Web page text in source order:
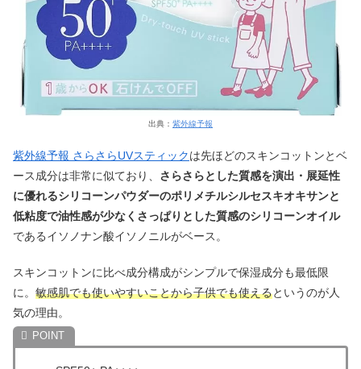
出典： 紫外線予報
紫外線予報 さらさらUVスティックは先ほどのスキンコットンとベ
ース成分は非常に似ており、 さらさらとした質感を演出・展延性
に優れるシリコーンパウダーのポリメチルシルセスキオキサンと
低粘度で油性感が少なくさっぱりとした質感のシリコーンオイル
であるイソノナン酸イソノニルがベース。
スキンコットンに比べ成分構成がシンプルで保湿成分も最低限
に。 敏感肌でも使いやすいことから子供でも使えるというのが人
気の理由。